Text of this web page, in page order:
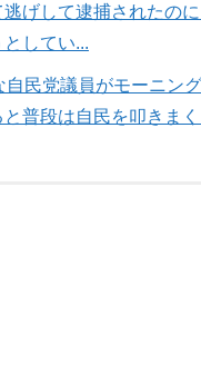
げして逮捕されたの
してい...
自民党議員がモーニン
と普段は自民を叩きま